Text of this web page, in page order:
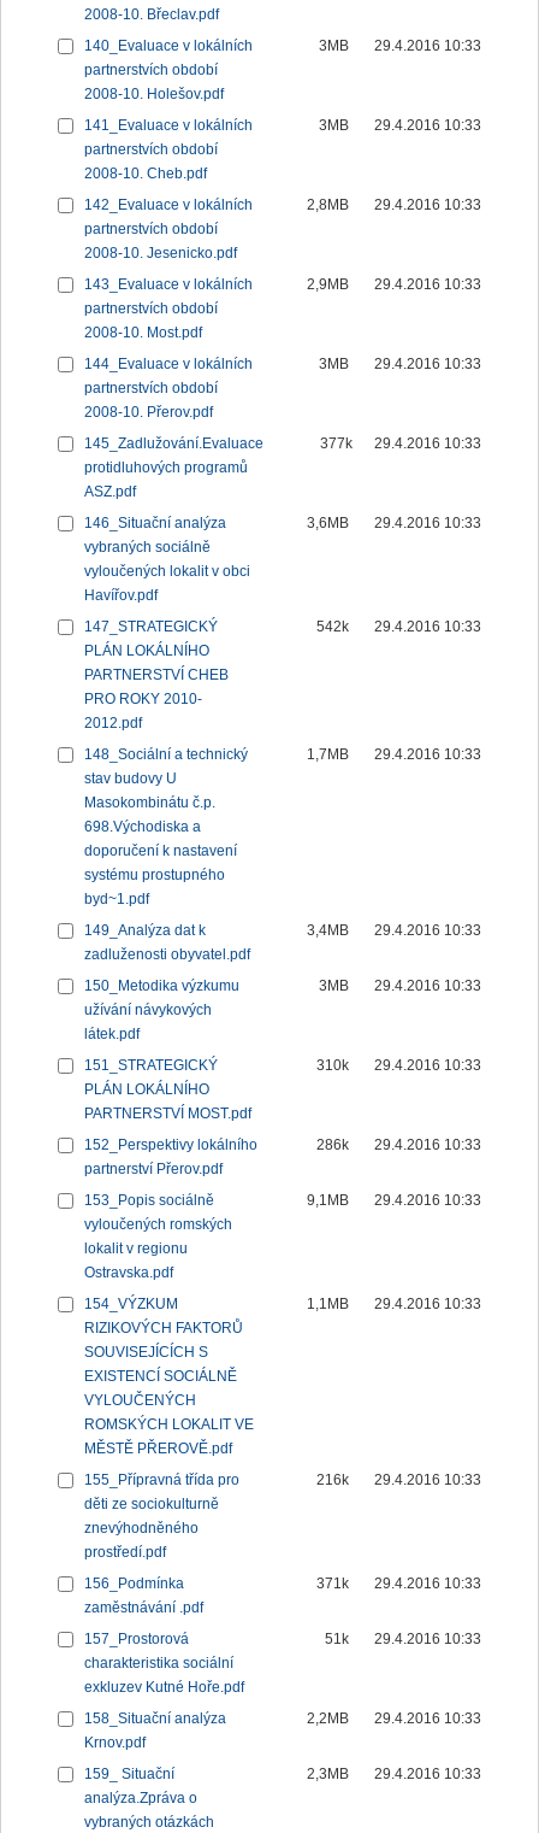
2008-10. Břeclav.pdf
140_Evaluace v lokálních
partnerstvích období
2008-10. Holešov.pdf
3MB 29.4.2016 10:33
141_Evaluace v lokálních
partnerstvích období
2008-10. Cheb.pdf
3MB 29.4.2016 10:33
142_Evaluace v lokálních
partnerstvích období
2008-10. Jesenicko.pdf
2,8MB 29.4.2016 10:33
143_Evaluace v lokálních
partnerstvích období
2008-10. Most.pdf
2,9MB 29.4.2016 10:33
144_Evaluace v lokálních
partnerstvích období
2008-10. Přerov.pdf
3MB 29.4.2016 10:33
145_Zadlužování.Evaluace
protidluhových programů
ASZ.pdf
377k 29.4.2016 10:33
146_Situační analýza
vybraných sociálně
vyloučených lokalit v obci
Havířov.pdf
3,6MB 29.4.2016 10:33
147_STRATEGICKÝ
PLÁN LOKÁLNÍHO
PARTNERSTVÍ CHEB
PRO ROKY 2010-
2012.pdf
542k 29.4.2016 10:33
148_Sociální a technický
stav budovy U
Masokombinátu č.p.
698.Východiska a
doporučení k nastavení
systému prostupného
byd~1.pdf
1,7MB 29.4.2016 10:33
149_Analýza dat k
zadluženosti obyvatel.pdf
3,4MB 29.4.2016 10:33
150_Metodika výzkumu
užívání návykových
látek.pdf
3MB 29.4.2016 10:33
151_STRATEGICKÝ
PLÁN LOKÁLNÍHO
PARTNERSTVÍ MOST.pdf
310k 29.4.2016 10:33
152_Perspektivy lokálního
partnerství Přerov.pdf
286k 29.4.2016 10:33
153_Popis sociálně
vyloučených romských
lokalit v regionu
Ostravska.pdf
9,1MB 29.4.2016 10:33
154_VÝZKUM
RIZIKOVÝCH FAKTORŮ
SOUVISEJÍCÍCH S
EXISTENCÍ SOCIÁLNĚ
VYLOUČENÝCH
ROMSKÝCH LOKALIT VE
MĚSTĚ PŘEROVĚ.pdf
1,1MB 29.4.2016 10:33
155_Přípravná třída pro
děti ze sociokulturně
znevýhodněného
prostředí.pdf
216k 29.4.2016 10:33
156_Podmínka
zaměstnávání .pdf
371k 29.4.2016 10:33
157_Prostorová
charakteristika sociální
exkluzev Kutné Hoře.pdf
51k 29.4.2016 10:33
158_Situační analýza
Krnov.pdf
2,2MB 29.4.2016 10:33
159_ Situační
analýza.Zpráva o
vybraných otázkách
2,3MB 29.4.2016 10:33